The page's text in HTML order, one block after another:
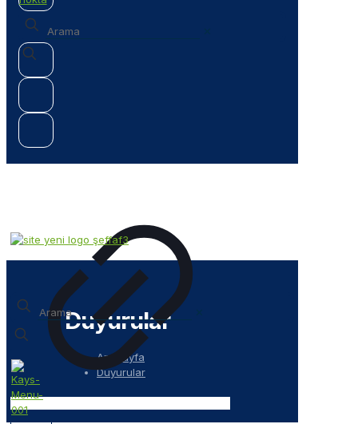
Duyurular
Anasayfa
Duyurular